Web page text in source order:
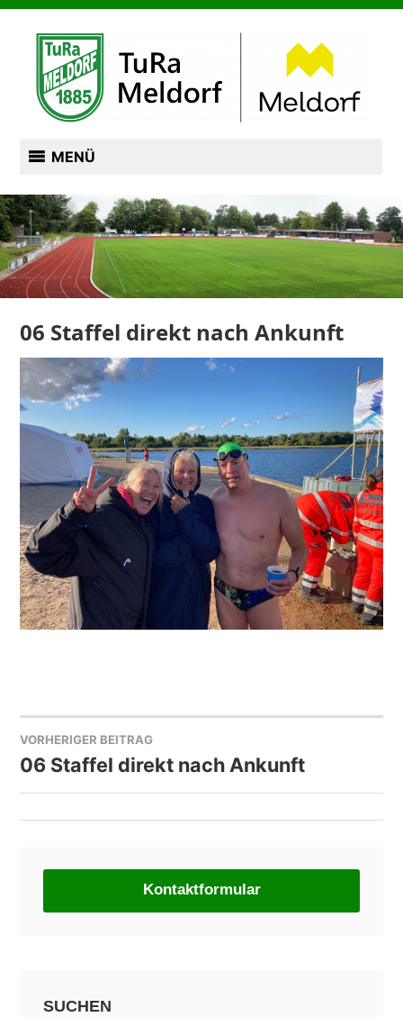
Zum
Inhalt
springen
MENÜ
06 Staffel direkt nach Ankunft
BEITRAGSNAVIGATION
VORHERIGER BEITRAG
06 Staffel direkt nach Ankunft
Kontaktformular
SUCHEN